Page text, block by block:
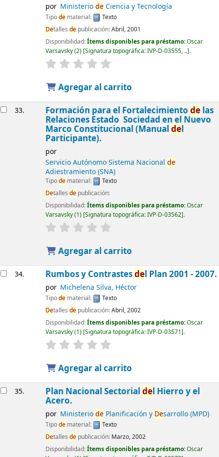
por MinisteriodeCiencia y Tecnología
Tipodematerial:
Texto
Detalles depublicación:Abril, 2001
Disponibilidad:Ítems disponibles para préstamo:Oscar
Varsavsky(2) Signatura topográfica:IVP-D-03555, .. .
Agregar al carrito
33. Formación para el Fortalecimiento delas
Relaciones Estado  Sociedad en el Nuevo
Marco Constitucional (Manual del
Participante).
por
Servicio Autónomo Sistema Nacional de
Adiestramiento (SNA)
Tipodematerial:
Texto
Detalles depublicación:
Disponibilidad:Ítems disponibles para préstamo:Oscar
Varsavsky(1) Signatura topográfica:IVP-D-03562 .
Agregar al carrito
34. Rumbos y Contrastesdel Plan 2001 - 2007.
por Michelena Silva, Héctor
Tipodematerial:
Texto
Detalles depublicación:Abril, 2002
Disponibilidad:Ítems disponibles para préstamo:Oscar
Varsavsky(1) Signatura topográfica:IVP-D-03571 .
Agregar al carrito
35. Plan Nacional Sectorial del Hierro y el
Acero.
por MinisteriodePlanificación y Desarrollo (MPD)
Tipodematerial:
Texto
Detalles depublicación: Marzo, 2002
Disponibilidad:Ítems disponibles para préstamo:Oscar